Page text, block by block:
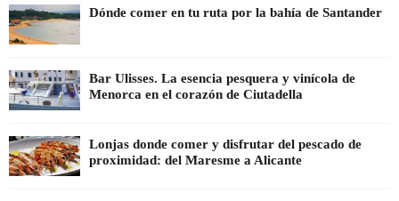
Dónde comer en tu ruta por la bahía de Santander
Bar Ulisses. La esencia pesquera y vinícola de
Menorca en el corazón de Ciutadella
Lonjas donde comer y disfrutar del pescado de
proximidad: del Maresme a Alicante